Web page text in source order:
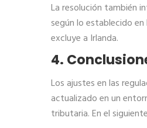
La resolución también
según lo establecido
excluye a Irlanda.
4.
Los ajustes en las
actualizado en un
tributaria. En el